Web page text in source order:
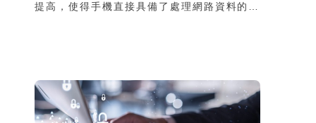
提高，使得手機直接具備了處理網路資料的能
是私用或是經過公司網路管理人員保護，如今
透過手機在陌生的地方使用別人的線路上網，